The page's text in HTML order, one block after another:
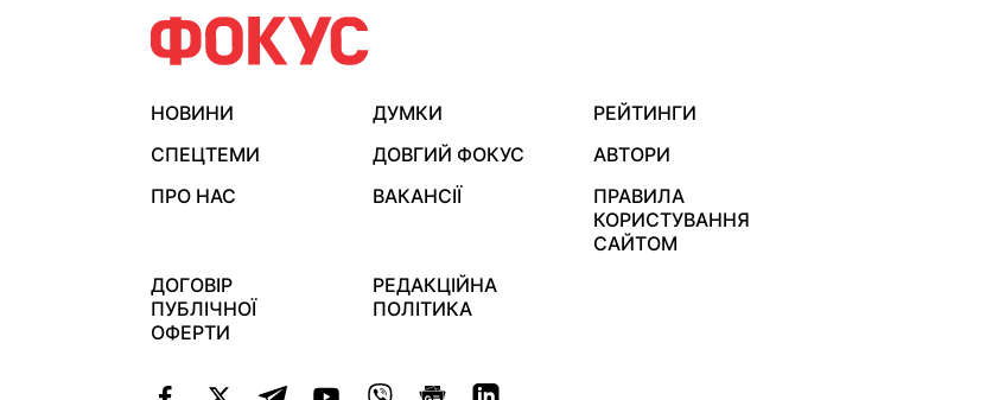
НОВИНИ ДУМКИ
РЕЙТИНГИ
СПЕЦТЕМИ
ДОВГИЙ ФОКУС
АВТОРИ
ПРО НАС
ВАКАНСІЇ
ПРАВИЛА
КОРИСТУВАННЯ
САЙТОМ
ДОГОВІР
ПУБЛІЧНОЇ
ОФЕРТИ
РЕДАКЦІЙНА
ПОЛІТИКА